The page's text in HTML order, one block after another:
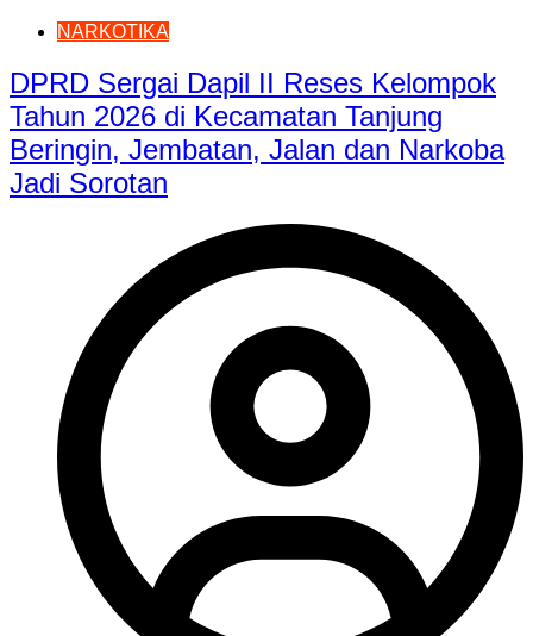
NARKOTIKA
DPRD Sergai Dapil II Reses Kelompok
Tahun 2026 di Kecamatan Tanjung
Beringin, Jembatan, Jalan dan Narkoba
Jadi Sorotan